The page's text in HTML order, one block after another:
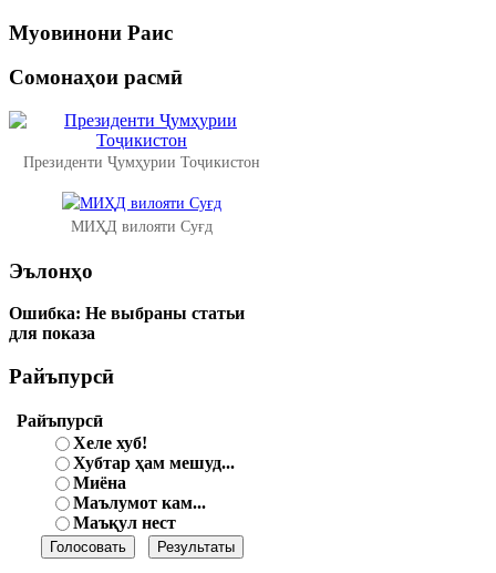
Муовинони Раис
Сомонаҳои расмӣ
Президенти Ҷумҳурии Тоҷикистон
МИҲД вилояти Суғд
Эълонҳо
Ошибка: Не выбраны статьи
для показа
Райъпурсӣ
Райъпурсӣ
Хеле хуб!
Хубтар ҳам мешуд...
Миёна
Маълумот кам...
Маъқул нест